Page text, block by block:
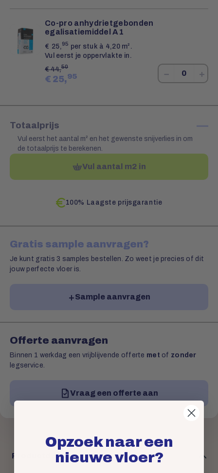
Co-pro anhydrietgebonden
egalisatiemiddel A1
€ 25, 95 per stuk à 4,20 m².
Vul eerst je oppervlakte in.
€44,50
€ 25,95 − +
Totaalprijs —
Vul eerst het aantal m² en het gewenste snijverlies in om
de totaalprijs te berekenen.
Vul aantal m2 in
100% Laagste prijsgarantie
Gratis sample aanvragen?
Je kunt gratis 3 samples bestellen. Zo weet je precies of dit
jouw perfecte vloer is.
Sample aanvragen
Offerte aanvragen
Binnen 1 werkdag een vrijblijvende offerte met of zonder
legservice.
Vraag een offerte aan
Productdetails
Opzoek naar een
nieuwe vloer?